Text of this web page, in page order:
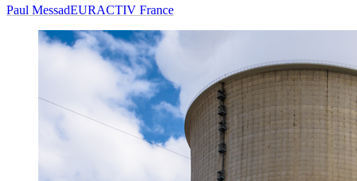
Paul MessadEURACTIV France